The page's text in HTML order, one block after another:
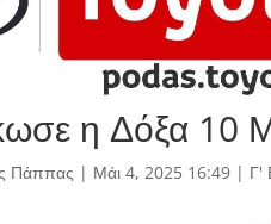
η Δόξα 10
Πάππας | Μάι 4, 2025 16:49| Γ'